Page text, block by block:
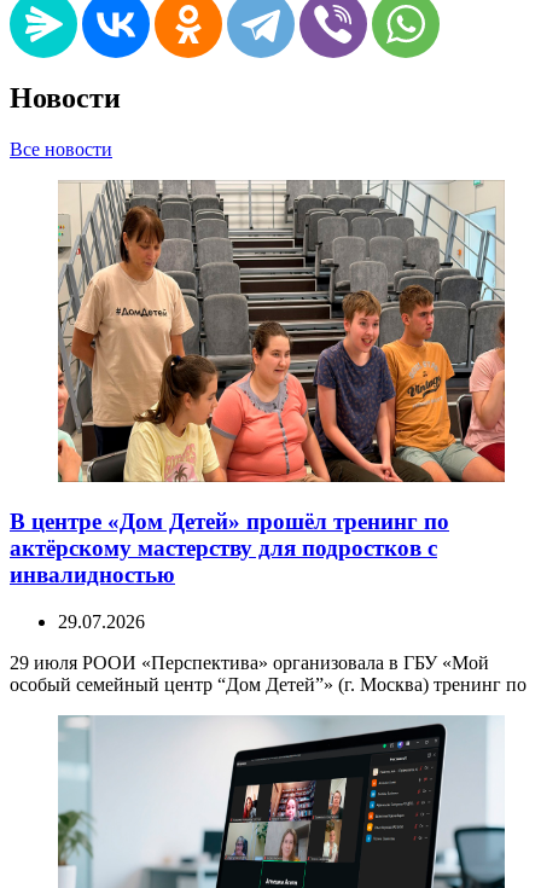
Новости
Все новости
В центре «Дом Детей» прошёл тренинг по
актёрскому мастерству для подростков с
инвалидностью
29.07.2026
29 июля РООИ «Перспектива» организовала в ГБУ «Мой
особый семейный центр “Дом Детей”» (г. Москва) тренинг по